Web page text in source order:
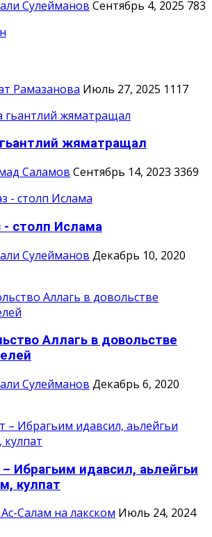
Сулейманов Сентябрь 4, 2025 783
Рамазанова Июль 27, 2025 1117
жяматращал
Саламов Сентябрь 14, 2023 3369
- столп Ислама
Сулейманов Декабрь 10, 2020
Аллагь в довольстве
Сулейманов Декабрь 6, 2020
– Ибрагьим идавсил, аьлейгьи
кулпат
Ас-Салам на лакском Июль 24, 2024